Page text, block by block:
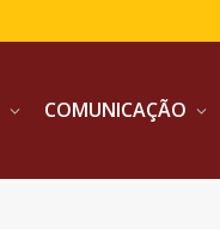
COMUNICAÇÃO